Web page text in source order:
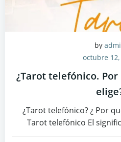
by
octubre 12,
¿Tarot telefónico.
¿Tarot telefónico? ¿ Por
Tarot telefónico El